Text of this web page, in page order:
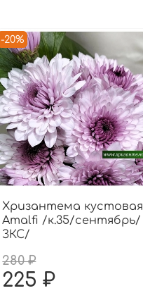
-20%
Хризантема кустовая
Amalfi /к.35/сентябрь/
ЗКС/
280 ₽
225 ₽